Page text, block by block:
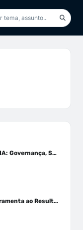
Uso Responsável da IA: Governança, Segurança e LGPD
IA na Prática: Da Ferramenta ao Resultado